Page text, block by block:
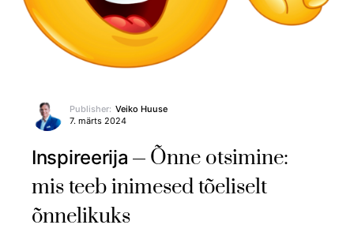
Publisher: Veiko Huuse
7. märts 2024
Inspireerija
Õnne otsimine:
mis teeb inimesed tõeliselt
õnnelikuks